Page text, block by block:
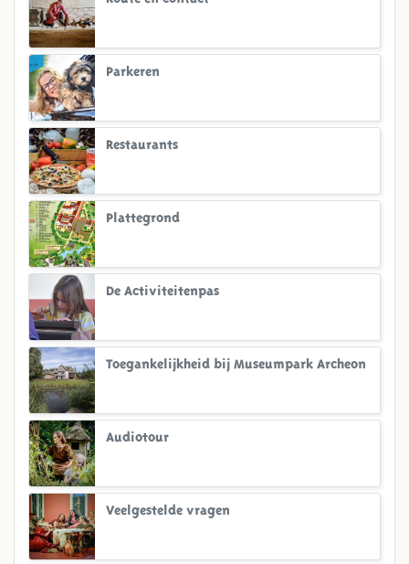
Parkeren
Restaurants
Plattegrond
De Activiteitenpas
Toegankelijkheid bij Museumpark Archeon
Audiotour
Veelgestelde vragen